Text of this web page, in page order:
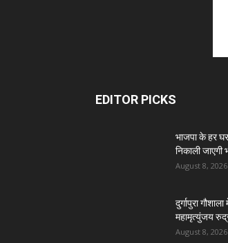
EDITOR PICKS
भाजपा के हर
निकाली जाएगी
August 8, 2026
दुर्गापुरा
महामृत्युंजय
August 8, 2026